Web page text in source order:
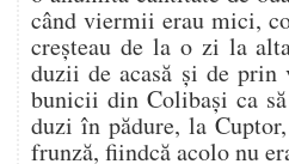
când viermii erau mici,
creșteau de la o zi la
duzii de acasă și de prin
bunicii din Colibași ca
duzi în pădure, la
frunză, fiindcă acolo nu